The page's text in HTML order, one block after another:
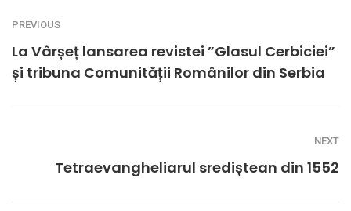
PREVIOUS
La Vârșeț lansarea revistei ”Glasul Cerbiciei”
și tribuna Comunității Românilor din Serbia
NEXT
Tetraevangheliarul srediștean din 1552